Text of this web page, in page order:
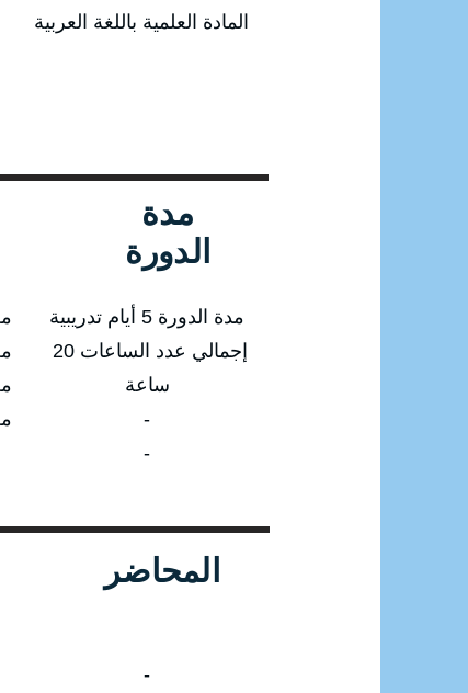
المادة العلمية باللغة العربية
من 16/02/
من 11/05/
من 17/08/
من 16/12/
مدة
الدورة
مدة الدورة 5 أيام تدريبية
ساعة
-
-
المحاضر
-